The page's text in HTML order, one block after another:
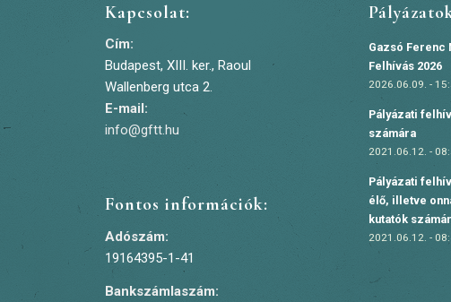
Kapcsolat:
Cím:
Budapest, XIII. ker., Raoul
Wallenberg utca 2.
E-mail:
info@gftt.hu
Fontos információk:
Adószám:
19164395-1-41
Bankszámlaszám:
Gazsó
Felhívás 2026
2026.06.09. -
Pályázati
számára
2021.06.12. -
Pályázati
élő, illetve
kutatók
2021.06.12. -